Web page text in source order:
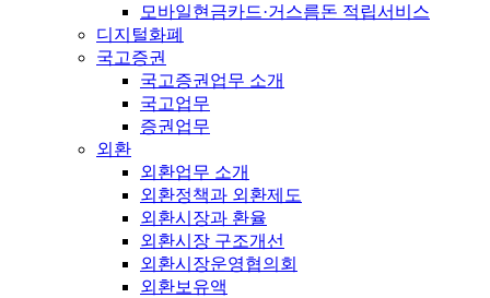
모바일현금카드·거스름돈 적립서비스
디지털화폐
국고증권
국고증권업무 소개
국고업무
증권업무
외환
외환업무 소개
외환정책과 외환제도
외환시장과 환율
외환시장 구조개선
외환시장운영협의회
외환보유액